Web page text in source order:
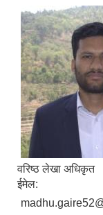
वरिष्ठ लेखा अधिकृत
ईमेल: